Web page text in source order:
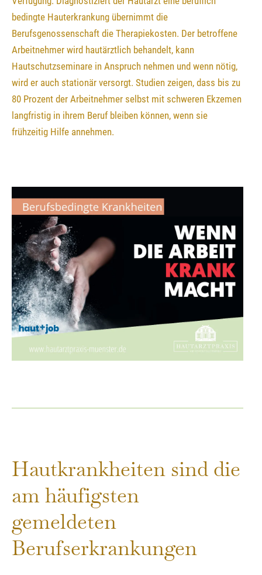
bedingte Hauterkrankung übernimmt die
Berufsgenossenschaft die Therapiekosten. Der betroffene
Arbeitnehmer wird hautärztlich behandelt, kann
Hautschutzseminare in Anspruch nehmen und wenn nötig,
wird er auch stationär versorgt. Studien zeigen, dass bis zu
80 Prozent der Arbeitnehmer selbst mit schweren Ekzemen
langfristig in ihrem Beruf bleiben können, wenn sie
frühzeitig Hilfe annehmen.
Hautkrankheiten sind die
am häufigsten
gemeldeten
Berufserkrankungen